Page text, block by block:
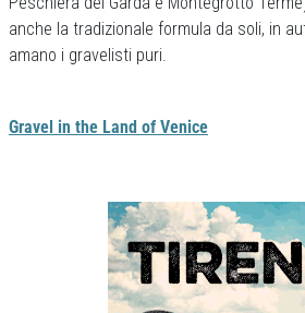
anche la tradizionale formula da soli, in
amano i gravelisti puri.
Gravel in the Land of Venice
Previous